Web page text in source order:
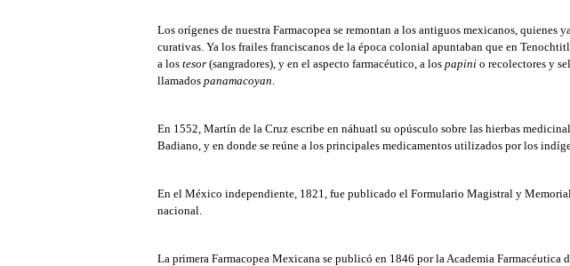
Los orígenes de nuestra Farmacopea se remontan a los antiguos mexicanos, quienes
curativas. Ya los frailes franciscanos de la época colonial apuntaban que en
a los tesor (sangradores), y en el aspecto farmacéutico, a los papini o recolectores y
llamados panamacoyan.
En 1552, Martín de la Cruz escribe en náhuatl su opúsculo sobre las hierbas
Badiano, y en donde se reúne a los principales medicamentos utilizados por los
En el México independiente, 1821, fue publicado el Formulario Magistral y
nacional.
La primera Farmacopea Mexicana se publicó en 1846 por la Academia Farmacéutica